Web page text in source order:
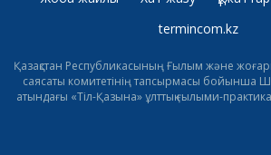
termincom.kz
Қазақстан Республикасының Ғылым және
саясаты комитетінің тапсырмасы бойынша
атындағы «Тіл-Қазына» ұлттық ғылыми-